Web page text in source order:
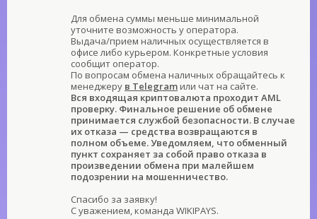
Для обмена суммы меньше минимальной
уточните возможность у оператора.
Выдача/прием наличных осуществляется в
офисе либо курьером. Конкретные условия
сообщит оператор.
По вопросам обмена наличных обращайтесь к
менеджеру в Telegram или чат на сайте.
Вся входящая криптовалюта проходит AML
проверку. Финальное решение об обмене
принимается службой безопасности. В случае
их отказа — средства возвращаются в
полном объеме. Уведомляем, что обменный
пункт сохраняет за собой право отказа в
произведении обмена при малейшем
подозрении на мошенничество.
Спасибо за заявку!
С уважением, команда WIKIPAYS.